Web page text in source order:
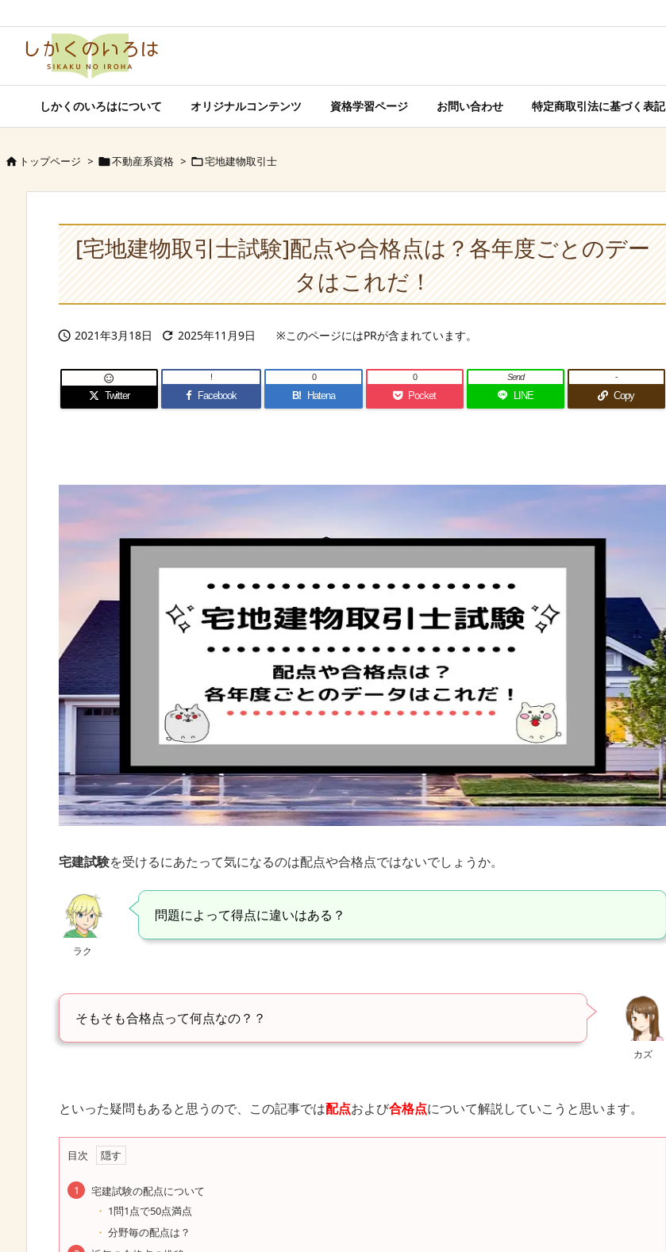
しかくのいろはについて オリジナルコンテンツ 資格学習ページ お問い合わせ 特定商取引法に基づく表記
 トップページ > 不動産系資格 > 宅地建物取引士
[宅地建物取引士試験]配点や合格点は？各年度ごとのデー
タはこれだ！
 2021年3月18日  2025年11月9日
Twitter

Facebook
!
B! Hatena
0
Pocket
0
LINE
Send
Copy
-
宅建試験を受けるにあたって気になるのは配点や合格点ではないでしょうか。
ラク
問題によって得点に違いはある？
カズ
そもそも合格点って何点なの？？
といった疑問もあると思うので、この記事では配点および合格点について解説していこうと思います。
目次
宅建試験の配点について
1問1点で50点満点
分野毎の配点は？